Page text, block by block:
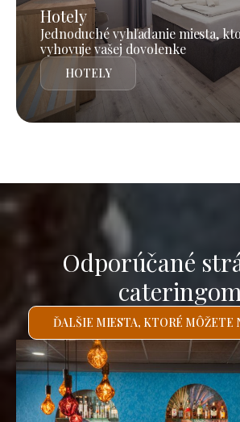
Hotely
Jednoduché vyhľadanie miesta,
vyhovuje vašej dovolenke
HOTELY
Odporúčané
cateringom
ĎALŠIE MIESTA, KTORÉ MÔŽETE